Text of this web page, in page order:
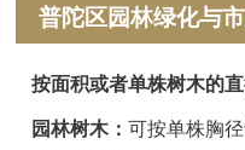
衢州白蚁防治
江山白蚁防治
常山白蚁防治
普陀区园林绿化与
按面积或者单株树木的
园林树木： 可按单株胸